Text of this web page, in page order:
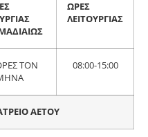
ΩΡΕΣ
ΛΕΙΤΟΥΡΓΙΑΣ
ΤΟΝ
08:00-15:00
ΑΕΤΟΥ